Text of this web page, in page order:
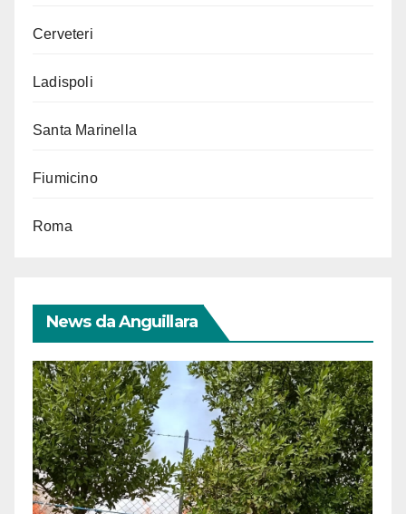
Cerveteri
Ladispoli
Santa Marinella
Fiumicino
Roma
News da Anguillara